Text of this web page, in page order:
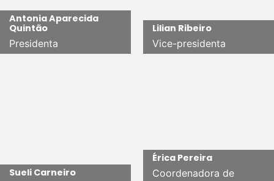
Antonia Aparecida
Quintão
Presidenta
Lilian Ribeiro
Vice-presidenta
Sueli Carneiro
Érica Pereira
Coordenadora de